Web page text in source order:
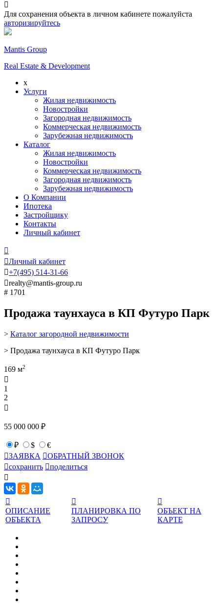

Для сохранения объекта в личном кабинете пожалуйста
авторизируйтесь
Mantis Group
Real Estate & Development
x
Услуги
Жилая недвижимость
Новостройки
Загородная недвижимость
Коммерческая недвижимость
Зарубежная недвижимость
Каталог
Жилая недвижимость
Новостройки
Коммерческая недвижимость
Загородная недвижимость
Зарубежная недвижимость
О Компании
Ипотека
Застройщику
Контакты
Личный кабинет

Личный кабинет
+7(495) 514-31-66
realty@mantis-group.ru
# 1701
Продажа таунхауса в КП Футуро Парк
> Каталог загородной недвижимости
> Продажа таунхауса в КП Футуро Парк
169 м2

1
2

55 000 000 ₽
₽ $
€
ЗАЯВКА ОБРАТНЫЙ ЗВОНОК
сохранить поделиться


ОПИСАНИЕ
ОБЪЕКТА

ПЛАНИРОВКА ПО
ЗАПРОСУ

ОБЪЕКТ НА
КАРТЕ